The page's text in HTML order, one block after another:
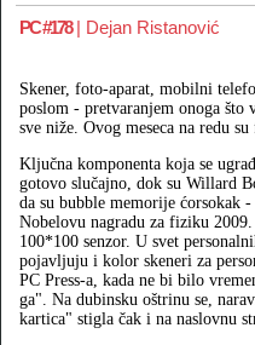
PC #178| Dejan Ristanović
Skener, foto-aparat, mobilni
poslom - pretvaranjem onoga
sve niže. Ovog meseca na redu
Ključna komponenta koja se
gotovo slučajno, dok su Willard
da su bubble memorije ćorsokak
Nobelovu nagradu za fiziku
100*100 senzor. U svet
pojavljuju i kolor skeneri za
PC Press-a, kada ne bi bilo
ga". Na dubinsku oštrinu se,
kartica" stigla čak i na naslovnu